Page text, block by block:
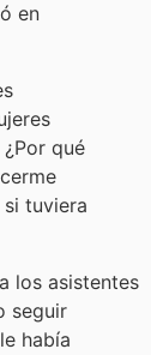
en
qué
tuviera
los asistentes
seguir
había